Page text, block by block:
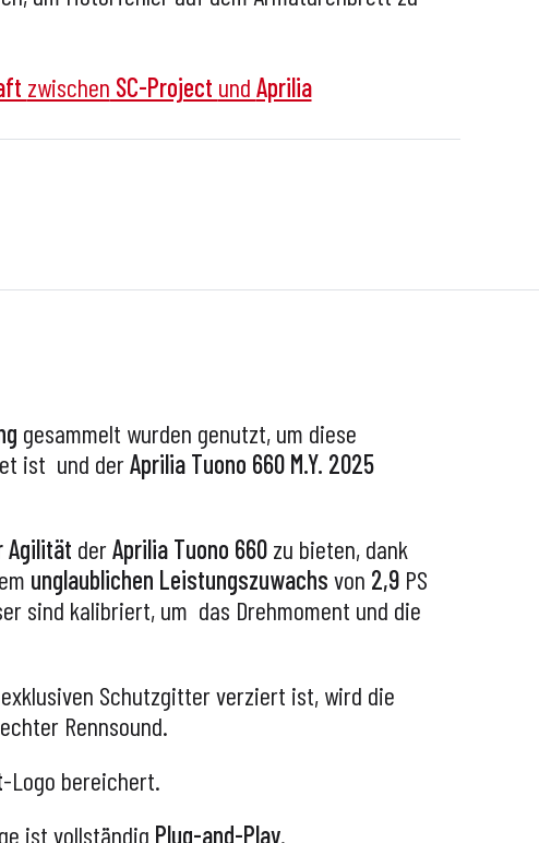
zwischen SC-Project und Aprilia
gesammelt wurden genutzt, um diese
ist und derAprilia Tuono 660 M.Y. 2025
Agilität derAprilia Tuono 660zu bieten, dank
unglaublichen Leistungszuwachs von 2,9 PS
sind kalibriert, um das Drehmoment und die
Schutzgitter verziert ist, wird die
Rennsound.
-Logo bereichert.
ist vollständig Plug-and-Play.